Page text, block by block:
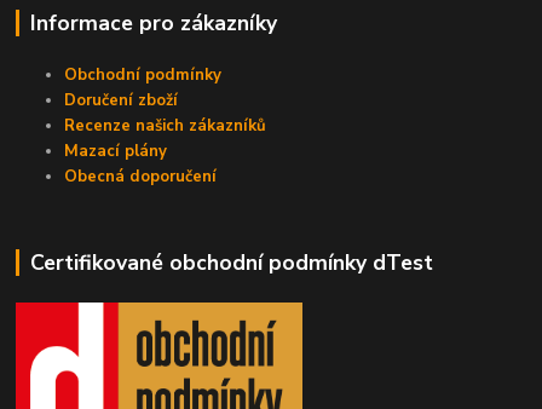
Informace pro zákazníky
Obchodní podmínky
Doručení zboží
Recenze našich zákazníků
Mazací plány
Obecná doporučení
Certifikované obchodní podmínky dTest